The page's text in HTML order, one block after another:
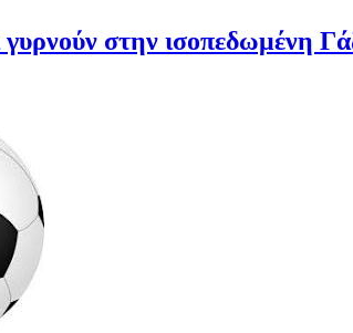
γυρνούν στην ισοπεδωμένη